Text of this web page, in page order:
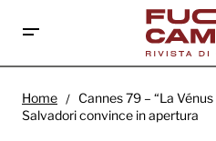
Salvadori convince in
Home
Cannes 79 – “La
Salvadori convince in apertura